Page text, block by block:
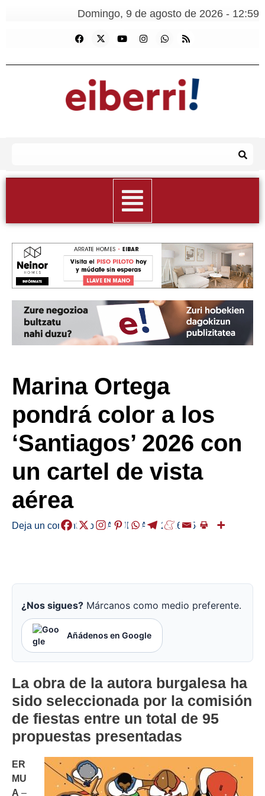
Domingo, 9 de agosto de 2026 - 12:59
Marina Ortega
pondrá color a los
‘Santiagos’ 2026 con
un cartel de vista
aérea
Deja un comentario /LABURRAK/ 2026-05-18
¿Nos sigues? Márcanos como medio preferente.
Añádenos en Google
La obra de la autora burgalesa ha
sido seleccionada por la comisión
de fiestas entre un total de 95
propuestas presentadas
ER
MU
A –